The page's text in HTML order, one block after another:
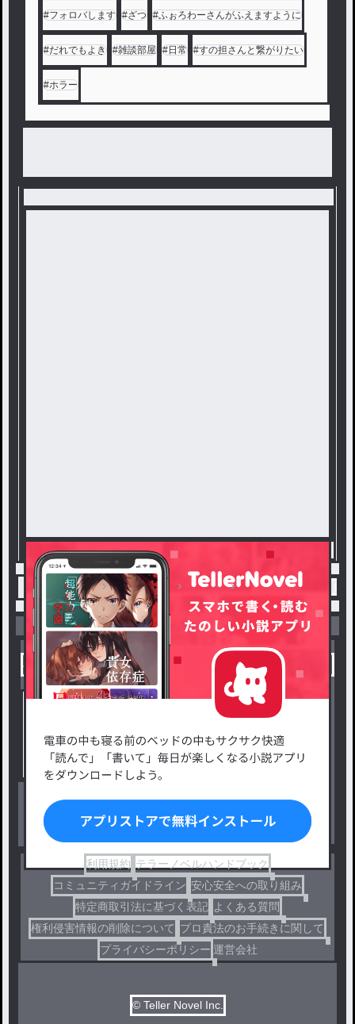
#フォロバします #ざつ #ふぉろわーさんがふえますように
#だれでもよき #雑談部屋 #日常 #すの担さんと繋がりたい
#ホラー
トップ フォロバ 雑談 #3 友達嫌い / 桃 姫(
小説を探す
新着小説一覧
小説コンテスト応募・公募
出版・メディアミックス作品
ジャンルから探す
恋愛・ロマンス
ファンタジー・異世界・SF
ホラー・ミステリー
コメディ
利用規約 テラーノベルハンドブック
コミュニティガイドライン 安心安全への取り組み
特定商取引法に基づく表記 よくある質問
権利侵害情報の削除について プロ責法のお手続きに関して
プライバシーポリシー 運営会社
© Teller Novel Inc.